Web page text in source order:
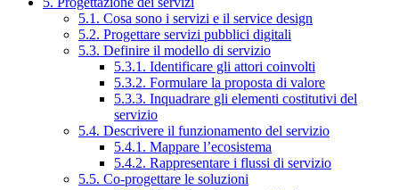
5.1. Cosa sono i servizi e il service design
5.2. Progettare servizi pubblici digitali
5.3. Definire il modello di servizio
5.3.1. Identificare gli attori coinvolti
5.3.2. Formulare la proposta di valore
5.3.3. Inquadrare gli elementi costitutivi del
servizio
5.4. Descrivere il funzionamento del servizio
5.4.1. Mappare l’ecosistema
5.4.2. Rappresentare i flussi di servizio
5.5. Co-progettare le soluzioni